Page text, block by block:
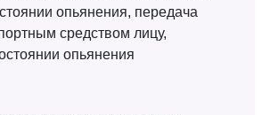
опьянения, передача
средством лицу,
опьянения